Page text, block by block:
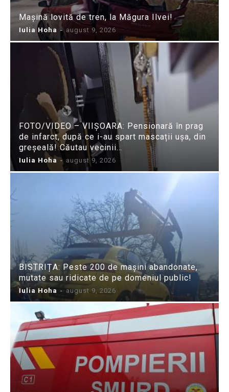
Mașină lovită de tren, la Măgura Ilvei!
Iulia Hoha - august 9, 2026
FOTO/VIDEO – VIIȘOARA: Pensionară în prag
de infarct, după ce i-au spart mascații ușa, din
greșeală! Căutau vecinii…
Iulia Hoha - august 9, 2026
BISTRIȚA: Peste 200 de mașini abandonate,
mutate sau ridicate de pe domeniul public!
Iulia Hoha - august 9, 2026